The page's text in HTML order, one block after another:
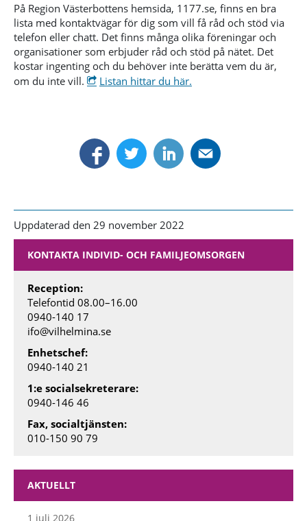
AKTUELLT
1 juli 2026
På Region Västerbottens hemsida, 1177.se, finns en bra
lista med kontaktvägar för dig som vill få råd och stöd via
telefon eller chatt. Det finns många olika föreningar och
organisationer som erbjuder råd och stöd på nätet. Det
kostar ingenting och du behöver inte berätta vem du är,
om du inte vill.
Listan hittar du här.
Uppdaterad den 29 november 2022
KONTAKTA INDIVID- OCH FAMILJEOMSORGEN
Reception:
Telefontid 08.00–16.00
0940-140 17
ifo@vilhelmina.se
Enhetschef:
0940-140 21
1:e socialsekreterare:
0940-146 46
Fax, socialtjänsten:
010-150 90 79